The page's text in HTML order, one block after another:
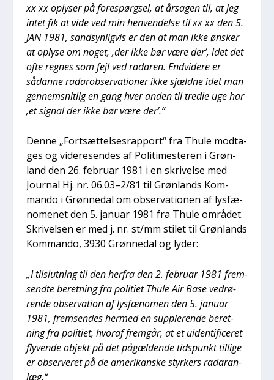
xx xx oply­ser på fore­spørgsel, at årsa­gen til, at jeg
intet fik at vide ved min hen­ven­del­se til xx xx den 5.
JAN 1981, sand­syn­lig­vis er den at man ikke ønsker
at oply­se om noget, ‚der ikke bør være der’, idet det
ofte reg­nes som fejl ved rada­ren. End­vi­de­re er
sådan­ne rada­rob­ser­va­tio­ner ikke sjæld­ne idet man
gen­nem­snit­lig en gang hver anden til tre­die uge har
‚et sig­nal der ikke bør være der’.“
Den­ne „Fort­sæt­tel­ses­rap­port“ fra Thu­le mod­ta­
ges og vide­re­sen­des af Poli­ti­meste­ren i Grøn­
land den 26. febru­ar 1981 i en skri­vel­se med
Jour­nal Hj. nr. 06.03–2/81 til Grøn­lands Kom­
man­do i Grøn­nedal om obser­va­tio­nen af lys­fæ­
no­me­net den 5. janu­ar 1981 fra Thu­le områ­det.
Skri­vel­sen er med j. nr. st/mm stilet til Grøn­lands
Kom­man­do, 3930 Grøn­nedal og lyder:
„I til­slut­ning til den her­fra den 2. febru­ar 1981 frem­
send­te beret­ning fra poli­ti­et Thu­le Air Base ved­rø­
ren­de obser­va­tion af lys­fæ­no­men den 5. janu­ar
1981, frem­sen­des her­med en sup­ple­ren­de beret­
ning fra poli­ti­et, hvoraf frem­går, at et uiden­ti­fi­ce­ret
fly­ven­de objekt på det pågæl­den­de tids­punkt til­li­ge
er obser­ve­ret på de ame­ri­kan­ske styr­kers rada­ran­
læg.“